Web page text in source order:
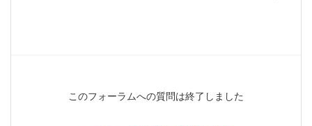
このフォーラムへの質問は終了しました